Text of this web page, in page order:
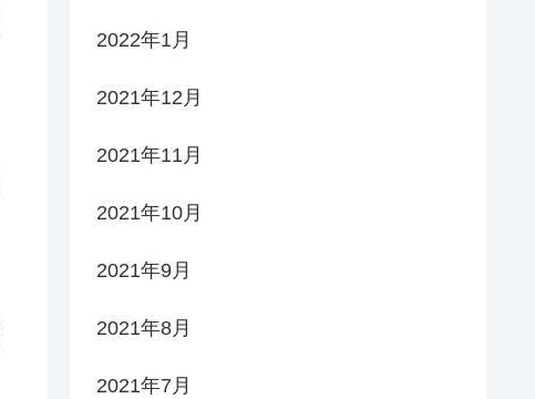
2022年1月
2021年12月
2021年11月
2021年10月
2021年9月
2021年8月
2021年7月